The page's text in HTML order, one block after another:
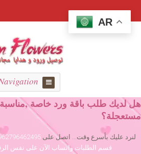
هل لديك طلب باقة ورد خاصة
مستعجلة؟
لنرد عليك بأسرع وقت... اتصل على
قسم الطلبات واتساب الآن على نفس
AR